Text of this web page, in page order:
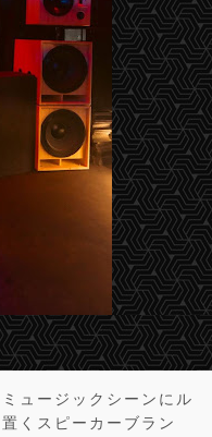
ュージックシーンにル
くスピーカーブラン